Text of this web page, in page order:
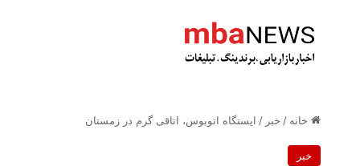
خانه / خبر / ایستگاه اتوبوس، اتاقی گرم در زمستان
خبر